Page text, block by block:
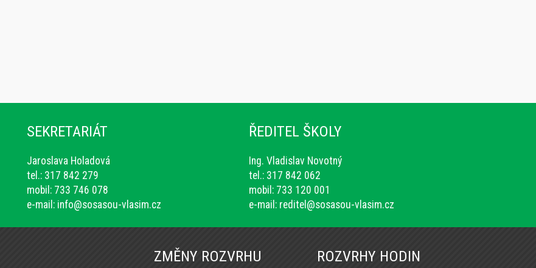
SEKRETARIÁT
Jaroslava Holadová
tel.: 317 842 279
mobil: 733 746 078
e-mail: info@sosasou-vlasim.cz
ŘEDITEL ŠKOLY
Ing. Vladislav Novotný
tel.: 317 842 062
mobil: 733 120 001
e-mail: reditel@sosasou-vlasim.cz
ZMĚNY ROZVRHU ROZVRHY HODIN